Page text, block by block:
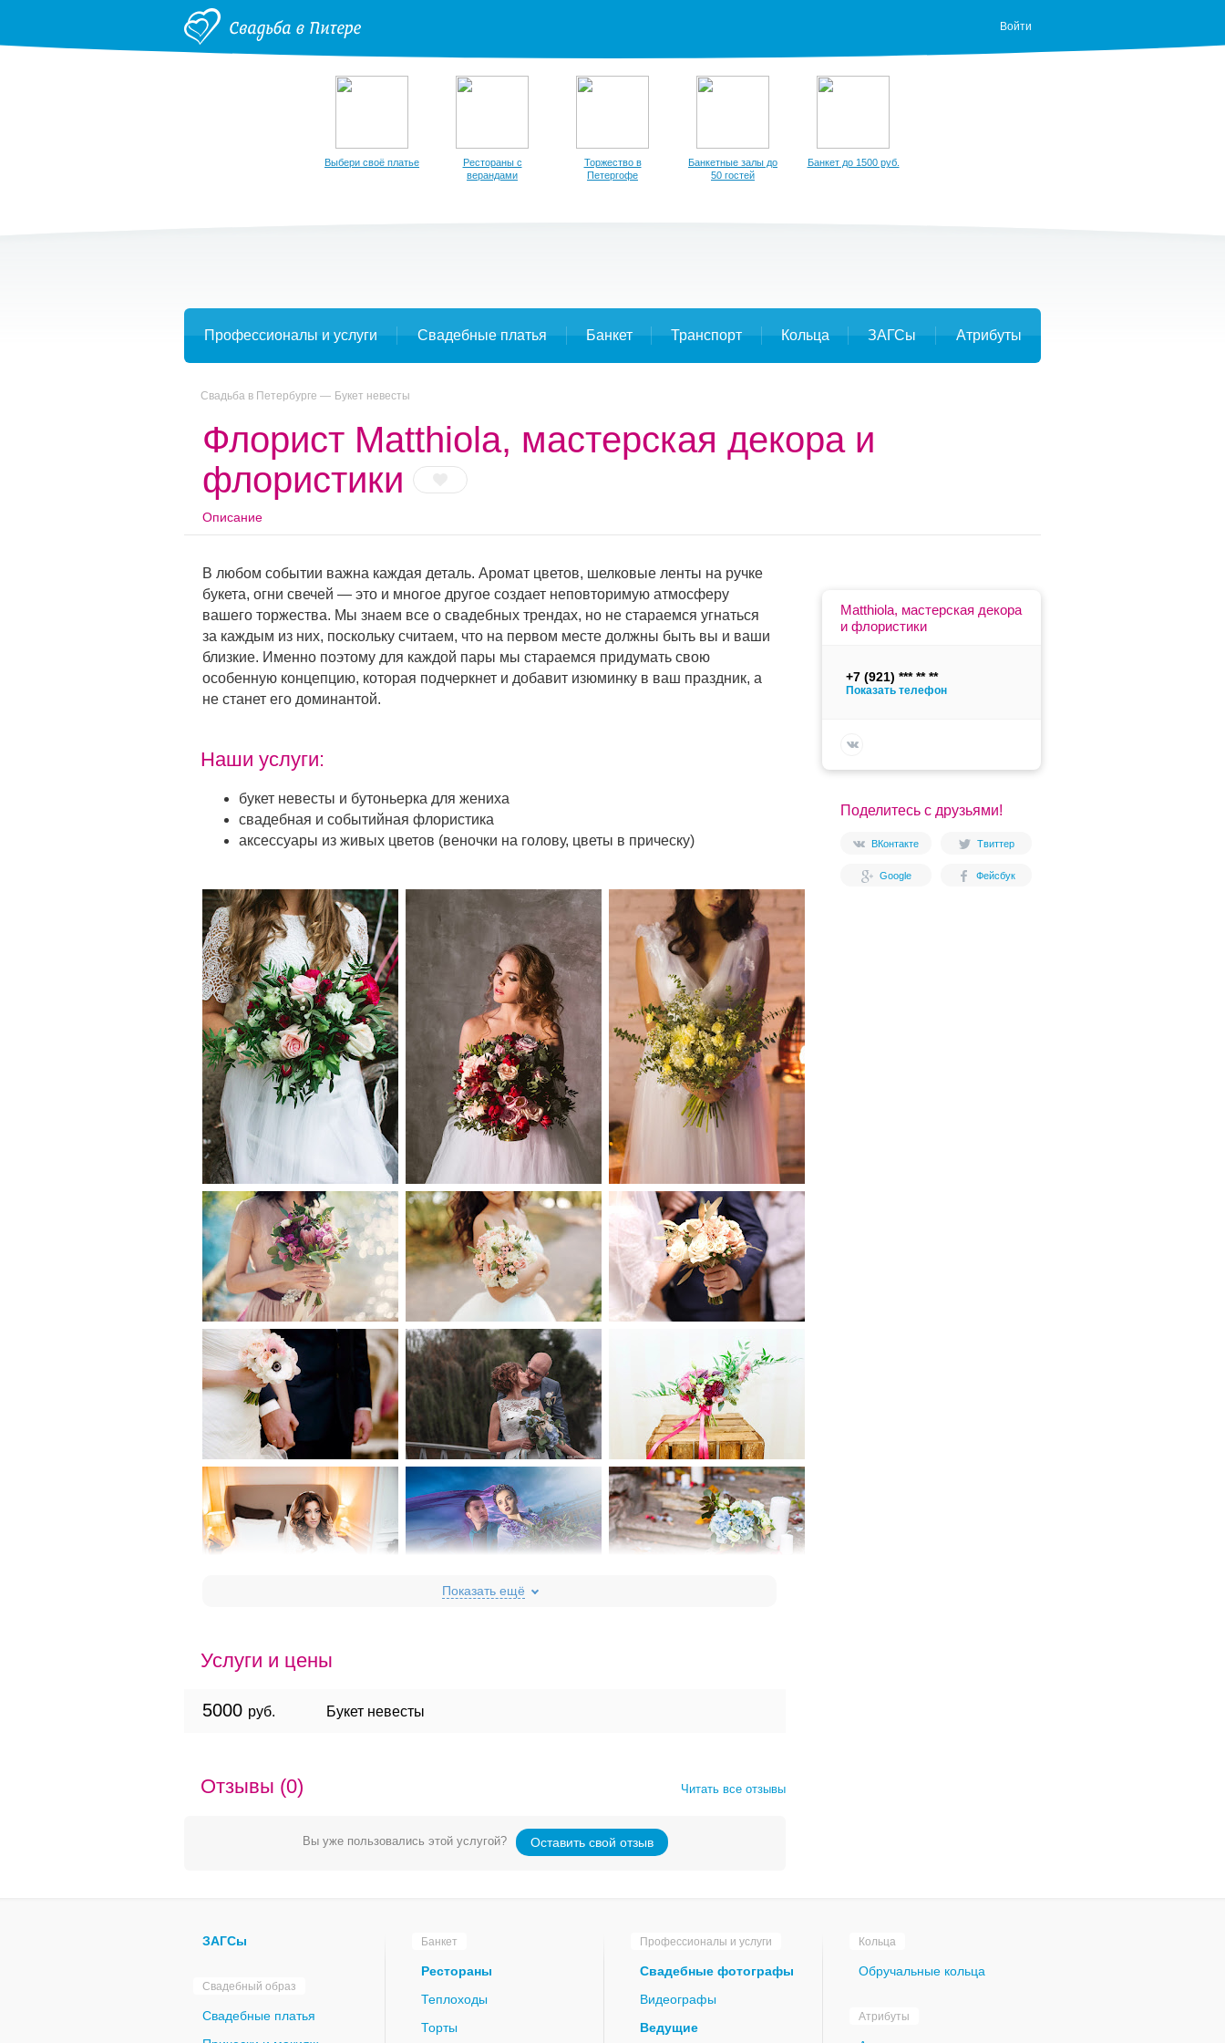
Войти
Выбери своё платье
Рестораны с
верандами
Торжество в
Петергофе
Банкетные залы до
50 гостей
Банкет до 1500 руб.
Профессионалы и услуги Свадебные платья Банкет Транспорт Кольца ЗАГСы Атрибуты
Свадьба в Петербурге Букет невесты
Флорист Matthiola, мастерская декора и
флористики
Описание
Matthiola, мастерская декора
и флористики
+7 (921)
Показать телефон
Поделитесь с друзьями!
ВКонтакте Твиттер
Google Фейсбук
В любом событии важна каждая деталь. Аромат цветов, шелковые ленты на ручке
букета, огни свечей — это и многое другое создает неповторимую атмосферу
вашего торжества. Мы знаем все о свадебных трендах, но не стараемся угнаться
за каждым из них, поскольку считаем, что на первом месте должны быть вы и ваши
близкие. Именно поэтому для каждой пары мы стараемся придумать свою
особенную концепцию, которая подчеркнет и добавит изюминку в ваш праздник, а
не станет его доминантой.
Наши услуги:
букет невесты и бутоньерка для жениха
свадебная и событийная флористика
аксессуары из живых цветов (веночки на голову, цветы в прическу)
Услуги и цены
Букет невесты
5000 руб.
Отзывы (0) Читать все отзывы
Вы уже пользовались этой услугой? Оставить свой отзыв
ЗАГСы
Свадебный образ
Свадебные платья
Банкет
Рестораны
Теплоходы
Торты
Профессионалы и услуги
Свадебные фотографы
Видеографы
Ведущие
Кольца
Обручальные кольца
Атрибуты